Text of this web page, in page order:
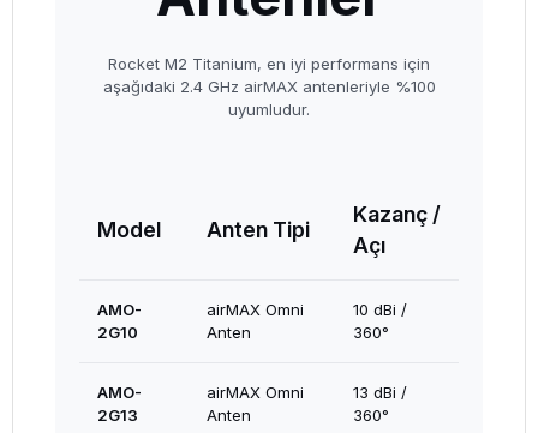
Rocket M2 Titanium, en iyi performans için
aşağıdaki 2.4 GHz airMAX antenleriyle %100
uyumludur.
Model Anten Tipi
Kazanç /
Açı
AMO-
2G10
airMAX Omni
Anten
10 dBi /
360°
AMO-
2G13
airMAX Omni
Anten
13 dBi /
360°